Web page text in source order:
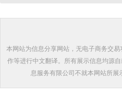
本网站为信息分享网站，无电子商务交
作等进行中文翻译。所有展示信息均源
息服务有限公司不就本网站所